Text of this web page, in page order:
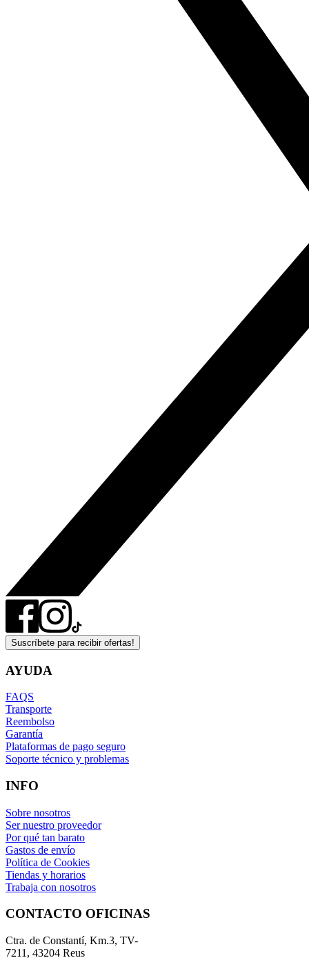
Suscríbete para recibir ofertas!
AYUDA
FAQS
Transporte
Reembolso
Garantía
Plataformas de pago seguro
Soporte técnico y problemas
INFO
Sobre nosotros
Ser nuestro proveedor
Por qué tan barato
Gastos de envío
Política de Cookies
Tiendas y horarios
Trabaja con nosotros
CONTACTO OFICINAS
Ctra. de Constantí, Km.3, TV-
7211, 43204 Reus